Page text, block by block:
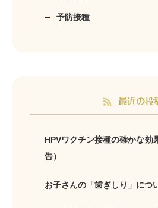
予防接種
最近の投
HPVワクチン接種の確かな効
告）
お子さんの「歯ぎしり」につ